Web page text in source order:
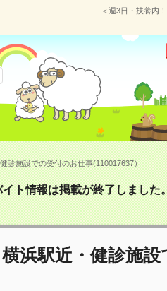
＜週3日・扶養内
診施設での受付のお仕事(110017637）
ト情報は掲載が終了しました
浜駅近・健診施